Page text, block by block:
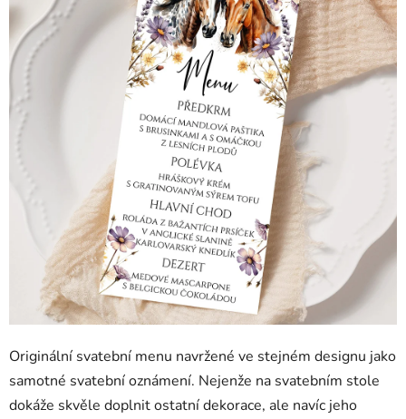
Originální svatební menu navržené ve stejném designu jako
samotné svatební oznámení. Nejenže na svatebním stole
dokáže skvěle doplnit ostatní dekorace, ale navíc jeho
z
5
hvězdiček.